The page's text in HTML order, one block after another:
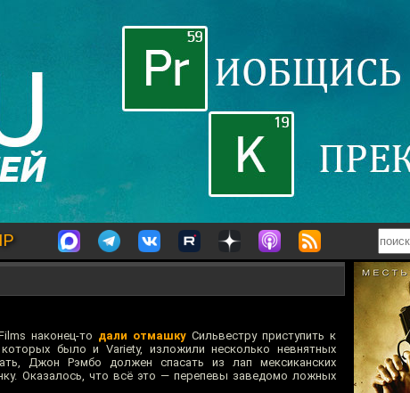
наконец-то дали отмашкуСильвестру приступить к
было и Variety, изложили несколько невнятных
Джон Рэмбо должен спасать из лап мексиканских
Оказалось, что всё это — перепевы заведомо ложных